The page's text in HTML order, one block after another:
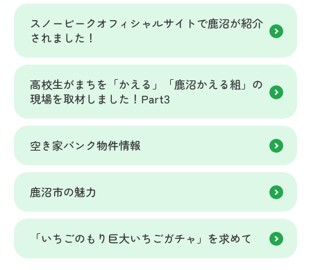
スノーピークオフィシャルサイトで鹿沼が紹介
されました！
高校生がまちを「かえる」「鹿沼かえる組」の
現場を取材しました！Part3
空き家バンク物件情報
鹿沼市の魅力
「いちごのもり巨大いちごガチャ」を求めて